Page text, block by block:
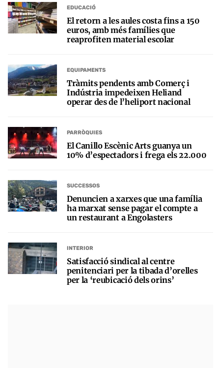
EDUCACIÓ
El retorn a les aules costa fins a 150
euros, amb més famílies que
reaprofiten material escolar
EQUIPAMENTS
Tràmits pendents amb Comerç i
Indústria impedeixen Heliand
operar des de l’heliport nacional
PARRÒQUIES
El Canillo Escènic Arts guanya un
10% d’espectadors i frega els 22.000
SUCCESSOS
Denuncien a xarxes que una família
ha marxat sense pagar el compte a
un restaurant a Engolasters
INTERIOR
Satisfacció sindical al centre
penitenciari per la tibada d’orelles
per la ‘reubicació dels orins’